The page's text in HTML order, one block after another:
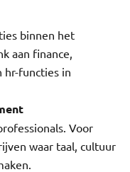
binnen het
aan finance,
hr-functies in
Voor
waar taal, cultuur